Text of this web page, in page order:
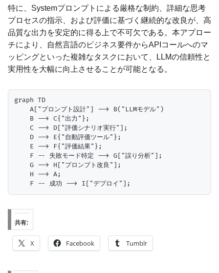
特に、Systemプロンプトによる厳格な制約、詳細な思考
プロセスの指示、および評価に基づく継続的な改良が、高
品質な出力を安定的に得る上で不可欠である。本アプロー
チにより、自然言語のビジネス要件からAPIコールへのマ
ッピングといった複雑なタスクにおいて、LLMの信頼性と
実用性を大幅に向上させることが可能となる。
graph TD
    A["プロンプト設計"] --> B("LLMモデル")
    B --> C{"出力"};
    C --> D["評価シナリオ実行"];
    D --> E{"自動評価ツール"};
    E --> F{"評価結果"};
    F -- 失敗モード特定 --> G["誤り分析"];
    G --> H["プロンプト改良"];
    H --> A;
共有:
X Facebook Tumblr